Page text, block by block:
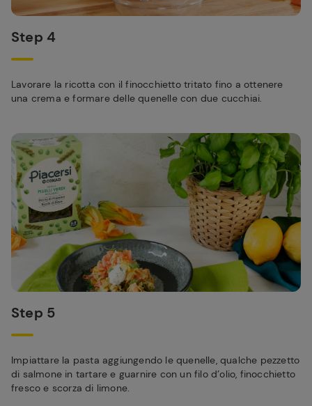
Step 4
Lavorare la ricotta con il finocchietto tritato fino a ottenere
una crema e formare delle quenelle con due cucchiai.
Step 5
Impiattare la pasta aggiungendo le quenelle, qualche pezzetto
di salmone in tartare e guarnire con un filo d’olio, finocchietto
fresco e scorza di limone.